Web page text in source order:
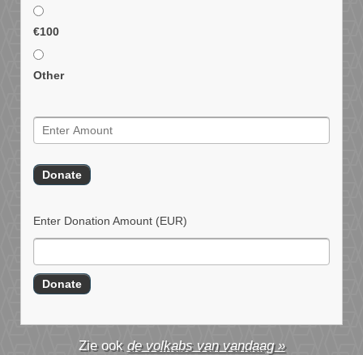
€100
Other
Enter Donation Amount (EUR)
de volkabs van vandaag »